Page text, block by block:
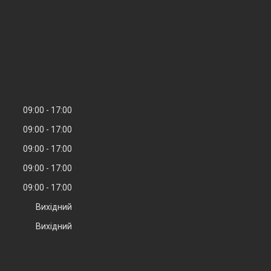
09:00
17:00
09:00
17:00
09:00
17:00
09:00
17:00
09:00
17:00
Вихідний
Вихідний